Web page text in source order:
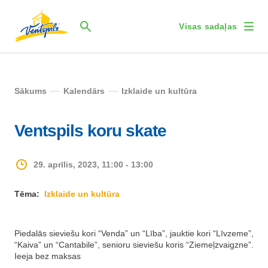
Visas sadaļas
Sākums Kalendārs Izklaide un kultūra
Ventspils koru skate
29. aprīlis, 2023, 11:00 - 13:00
Tēma: Izklaide un kultūra
Piedalās sieviešu kori “Venda” un “Lība”, jauktie kori “Līvzeme”,
“Kaiva” un “Cantabile”, senioru sieviešu koris “Ziemeļzvaigzne”.
Ieeja bez maksas